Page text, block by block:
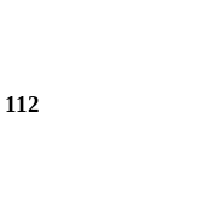
112